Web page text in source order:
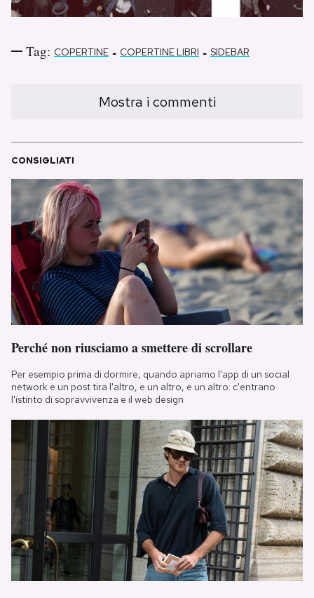
Esci
Tag: COPERTINE - COPERTINE LIBRI - SIDEBAR
Mostra i commenti
CONSIGLIATI
Perché non riusciamo a smettere di scrollare
Per esempio prima di dormire, quando apriamo l'app di un social
network e un post tira l'altro, e un altro, e un altro: c'entrano
l'istinto di sopravvivenza e il web design